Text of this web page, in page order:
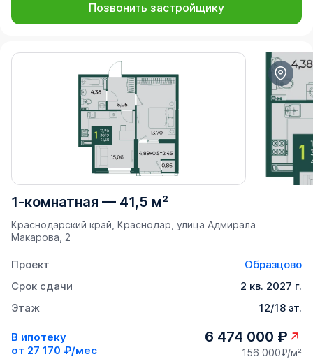
Позвонить застройщику
1-комнатная — 41,5 м²
Краснодарский край, Краснодар, улица Адмирала
Макарова, 2
Проект
Образцово
Срок сдачи
2 кв. 2027 г.
Этаж
12/18 эт.
В ипотеку
от 27 170 ₽/мес
6 474 000 ₽
156 000₽/м²